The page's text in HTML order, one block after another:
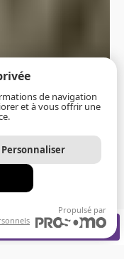
RENDEZ-VOUS
de navigation
et à vous offrir une
Personnaliser
Propulsé par